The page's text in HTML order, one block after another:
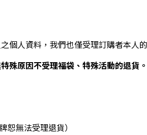
個人資料，我們也僅受理訂購者本人
殊原因不受理福袋、特殊活動的退貨。
恕無法受理退貨）